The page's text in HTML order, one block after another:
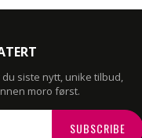
siste nytt, unike tilbud,
moro først.
SUBSCRIBE